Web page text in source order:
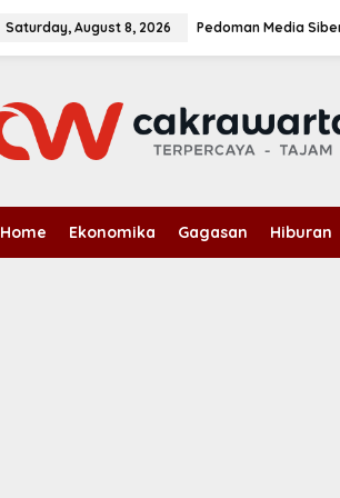
Saturday, August 8, 2026 Pedoman Media
Home Ekonomika Gagasan Hiburan